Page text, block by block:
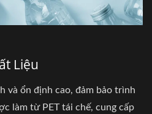
Liệu
và ổn định cao, đảm bảo trình
làm từ PET tái chế, cung cấp